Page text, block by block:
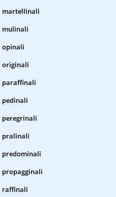
martellinali
mulinali
opinali
originali
paraffinali
pedinali
peregrinali
pralinali
predominali
propagginali
raffinali